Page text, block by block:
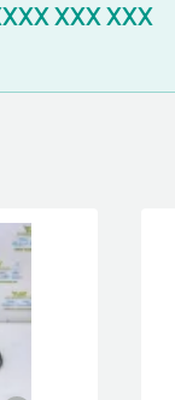
XXX XXX